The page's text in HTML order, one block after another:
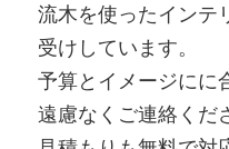
流木を使ったインテ
受けしています。
予算とイメージにに
遠慮なくご連絡くだ